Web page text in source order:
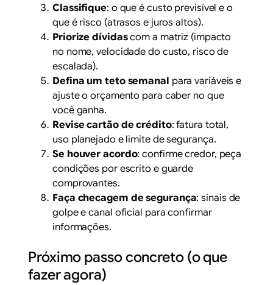
Classifique: o que é custo previsível e o
que é risco (atrasos e juros altos).
Priorize dívidascom a matriz (impacto
no nome, velocidade do custo, risco de
escalada).
Defina um teto semanal para variáveis e
ajuste o orçamento para caber no que
você ganha.
Revise cartão de crédito: fatura total,
uso planejado e limite de segurança.
Se houver acordo: confirme credor, peça
condições por escrito e guarde
comprovantes.
Faça checagem de segurança: sinais de
golpe e canal oficial para confirmar
informações.
Próximo passo concreto (o que
fazer agora)